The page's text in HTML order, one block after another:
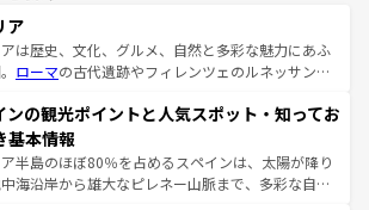
ア
は歴史、文化、グルメ、自然と多彩な魅力にあふ
ローマの古代遺跡やフィレンツェのルネッサンス
スカーナの美しい田園風景やアマルフィ海岸の絶
自然景観も見逃せない。観光の合間には、本場の
パスタなど、絶品のイタリア料理を堪能することも
朝目覚めてから夜眠るまで、すべての瞬間を楽し
ンの観光ポイントと人気スポット・知ってお
基本情報
半島のほぼ80％を占めるスペインは、太陽が降り
海沿岸から雄大なピレネー山脈まで、多彩な自然